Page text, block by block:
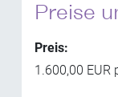
Preise
Preis:
1.600,00 EUR